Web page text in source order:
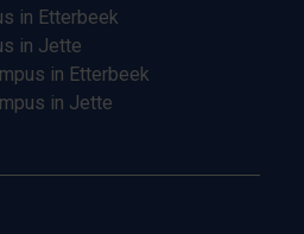
in Etterbeek
in Jette
in Etterbeek
in Jette